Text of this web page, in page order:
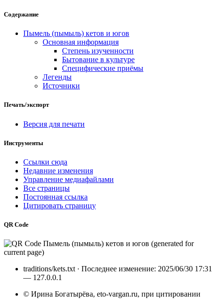
Содержание
Пымель (пымыль) кетов и югов
Основная информация
Степень изученности
Бытование в культуре
Специфические приёмы
Легенды
Источники
Печать/экспорт
Версия для печати
Инструменты
Ссылки сюда
Недавние изменения
Управление медиафайлами
Все страницы
Постоянная ссылка
Цитировать страницу
QR Code
traditions/kets.txt · Последнее изменение: 2025/06/30 17:31
— 127.0.0.1
© Ирина Богатырёва, eto-vargan.ru, при цитировании